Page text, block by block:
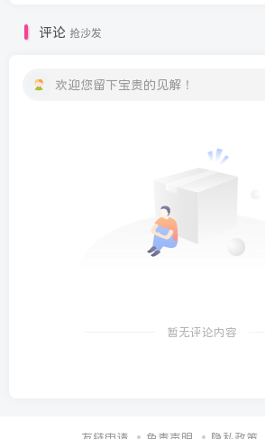
评论 抢沙发
欢迎您留下宝贵的见解！
暂无评论内容